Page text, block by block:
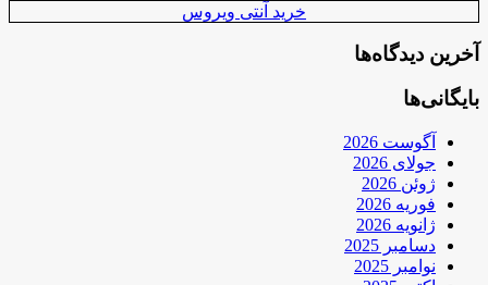
خرید آنتی ویروس
آخرین دیدگاه‌ها
بایگانی‌ها
آگوست 2026
جولای 2026
ژوئن 2026
فوریه 2026
ژانویه 2026
دسامبر 2025
نوامبر 2025